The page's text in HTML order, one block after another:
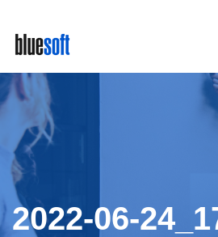
main
content
2022-06-